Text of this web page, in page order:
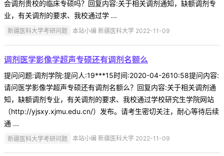
会调剂贵校的临床专硕吗？回复内容:关于相关调剂通知，缺额调剂专
业，有关调剂的要求、我校通过学 ...
新疆医科大学考研问题 本站小编 新疆医科大学 2022-11-09
调剂医学影像学超声专硕还有调剂名额么
提问问题:调剂学院:提问人:19***15时间:2020-04-2610:58提问内容:
请问医学影像学超声专硕还有调剂名额么？回复内容:关于相关调剂通
知，缺额调剂专业，有关调剂的要求、我校通过学校研究生学院网站
（http://yjsxy.xjmu.edu.cn/）发布。请考生密切关注，耐心等待后续
通 ...
新疆医科大学考研问题 本站小编 新疆医科大学 2022-11-09